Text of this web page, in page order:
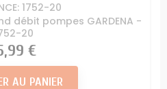
1752-20
débit pompes GARDENA -
20
€
AU PANIER